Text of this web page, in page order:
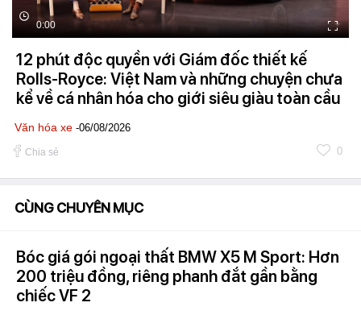
0:00
12 phút độc quyền với Giám đốc thiết kế
Rolls-Royce: Việt Nam và những chuyện chưa
kể về cá nhân hóa cho giới siêu giàu toàn cầu
Văn hóa xe -06/08/2026
Chia sẻ 0
CÙNG CHUYÊN MỤC
Bóc giá gói ngoại thất BMW X5 M Sport: Hơn
200 triệu đồng, riêng phanh đắt gần bằng
chiếc VF 2